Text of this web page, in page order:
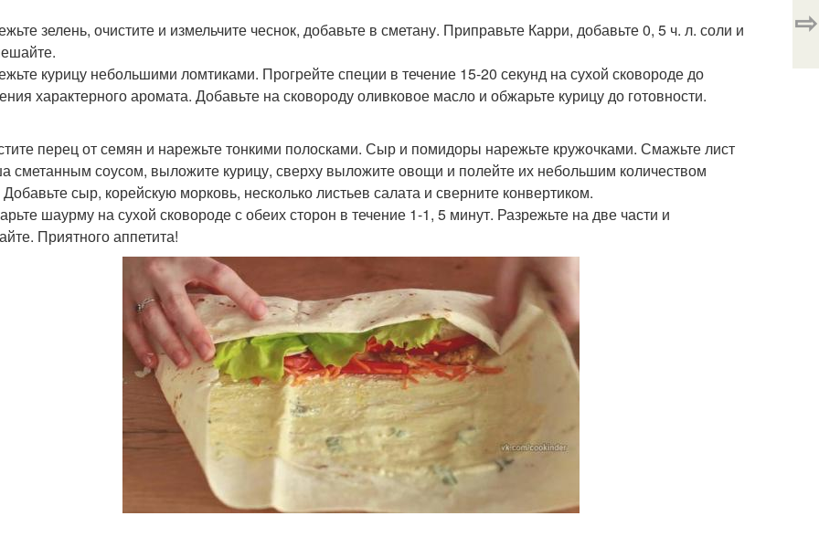
зелень, очистите и измельчите чеснок, добавьте в сметану. Приправьте Карри, добавьте 0, 5 ч. л. соли и
курицу небольшими ломтиками. Прогрейте специи в течение 15-20 секунд на сухой сковороде до
характерного аромата. Добавьте на сковороду оливковое масло и обжарьте курицу до готовности.
перец от семян и нарежьте тонкими полосками. Сыр и помидоры нарежьте кружочками. Смажьте лист
сметанным соусом, выложите курицу, сверху выложите овощи и полейте их небольшим количеством
Добавьте сыр, корейскую морковь, несколько листьев салата и сверните конвертиком.
шаурму на сухой сковороде с обеих сторон в течение 1-1, 5 минут. Разрежьте на две части и
Приятного аппетита!
⇨